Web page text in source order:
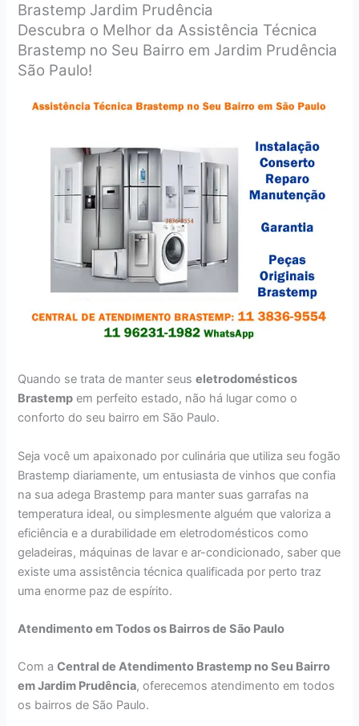
Brastemp Jardim Prudência
Descubra o Melhor da Assistência Técnica
Brastemp no Seu Bairro em Jardim Prudência
São Paulo!
Quando se trata de manter seuseletrodomésticos
Brastemp em perfeito estado, não há lugar como o
conforto do seu bairro em São Paulo.
Seja você um apaixonado por culinária que utiliza seu fogão
Brastemp diariamente, um entusiasta de vinhos que confia
na sua adega Brastemp para manter suas garrafas na
temperatura ideal, ou simplesmente alguém que valoriza a
eficiência e a durabilidade em eletrodomésticos como
geladeiras, máquinas de lavar e ar-condicionado, saber que
existe uma assistência técnica qualificada por perto traz
uma enorme paz de espírito.
Atendimento em Todos os Bairros de São Paulo
Com aCentral de Atendimento Brastemp no Seu Bairro
em Jardim Prudência, oferecemos atendimento em todos
os bairros de São Paulo.